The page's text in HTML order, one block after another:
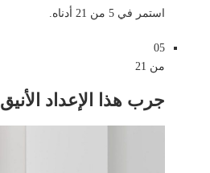
استمر في 5 من 21 أدناه.
05
من 21
جرب هذا الإعداد الأنيق